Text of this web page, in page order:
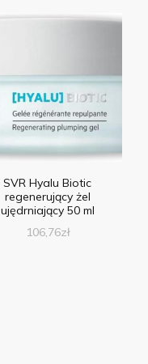
SVR Hyalu Biotic
regenerujący żel
ujędrniający 50 ml
106,76zł